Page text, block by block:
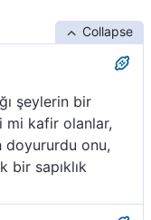
Collapse
şeylerin bir
mi kafir olanlar,
doyururdu onu,
bir sapıklık